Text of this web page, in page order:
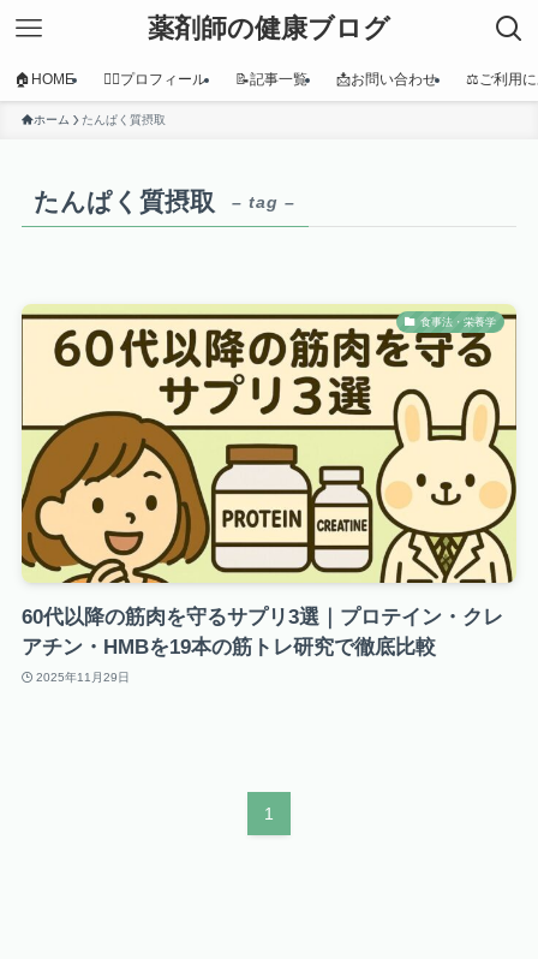
薬剤師の健康ブログ
🏠HOME 👩‍⚕️プロフィール 📝記事一覧 📩お問い合わせ ⚖️ご利用
ホーム たんぱく質摂取
たんぱく質摂取 – tag –
食事法・栄養学
60代以降の筋肉を守るサプリ3選｜プロテイン・クレ
アチン・HMBを19本の筋トレ研究で徹底比較
2025年11月29日
1